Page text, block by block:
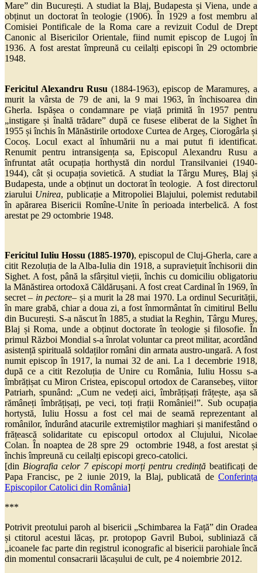
Mare” din București. A studiat la Blaj, Budapesta și Viena, unde a
obținut un doctorat în teologie (1906). În 1929 a fost membru al
Comisiei Pontificale de la Roma care a revizuit Codul de Drept
Canonic al Bisericilor Orientale, fiind numit episcop de Lugoj în
1936. A fost arestat împreună cu ceilalți episcopi în 29 octombrie
1948.
Fericitul Alexandru Rusu (1884-1963), episcop de Maramureș, a
murit la vârsta de 79 de ani, la 9 mai 1963, în închisoarea din
Gherla. Ispășea o condamnare pe viață primită în 1957 pentru
„instigare și înaltă trădare” după ce fusese eliberat de la Sighet în
1955 și închis în Mănăstirile ortodoxe Curtea de Argeș, Ciorogârla și
Cocoș. Locul exact al înhumării nu a mai putut fi identificat.
Renumit pentru intransigența sa, Episcopul Alexandru Rusu a
înfruntat atât ocupația horthystă din nordul Transilvaniei (1940-
1944), cât și ocupația sovietică. A studiat la Târgu Mureș, Blaj și
Budapesta, unde a obținut un doctorat în teologie. A fost directorul
ziarului Unirea, publicație a Mitropoliei Blajului, polemist redutabil
în apărarea Bisericii Romîne-Unite în perioada interbelică. A fost
arestat pe 29 octombrie 1948.
Fericitul Iuliu Hossu (1885-1970), episcopul de Cluj-Gherla, care a
citit Rezoluția de la Alba-Iulia din 1918, a supraviețuit închisorii din
Sighet. A fost, până la sfârșitul vieții, închis cu domiciliu obligatoriu
la Mănăstirea ortodoxă Căldărușani. A fost creat Cardinal în 1969, în
secret – in pectore– și a murit la 28 mai 1970. La ordinul Securității,
în mare grabă, chiar a doua zi, a fost înmormântat în cimitirul Bellu
din București. S-a născut în 1885, a studiat la Reghin, Târgu Mureș,
Blaj și Roma, unde a obținut doctorate în teologie și filosofie. În
primul Război Mondial s-a înrolat voluntar ca preot militar, acordând
asistență spirituală soldaților români din armata austro-ungară. A fost
numit episcop în 1917, la numai 32 de ani. La 1 decembrie 1918,
după ce a citit Rezoluția de Unire cu România, Iuliu Hossu s-a
îmbrățișat cu Miron Cristea, episcopul ortodox de Caransebeș, viitor
Patriarh, spunând: „Cum ne vedeți aici, îmbrățișați frățește, așa să
rămâneți îmbrățișați, pe veci, toți frații României!”. Sub ocupația
hortystă, Iuliu Hossu a fost cel mai de seamă reprezentant al
românilor, îndurând atacurile extremiștilor maghiari și manifestând o
frățească solidaritate cu episcopul ortodox al Clujului, Nicolae
Colan. În noaptea de 28 spre 29 octombrie 1948, a fost arestat și
închis împreună cu ceilalți episcopi greco-catolici.
[din Biografia celor 7 episcopi morți pentru credință beatificați de
Papa Francisc, pe 2 iunie 2019, la Blaj, publicată de Conferința
Episcopilor Catolici din România]
***
Potrivit preotului paroh al bisericii „Schimbarea la Față” din Oradea
și ctitorul acestui lăcaș, pr. protopop Gavril Buboi, subliniază că
„icoanele fac parte din registrul iconografic al bisericii parohiale încă
din momentul consacrarii lăcașului de cult, pe 4 noiembrie 2012.